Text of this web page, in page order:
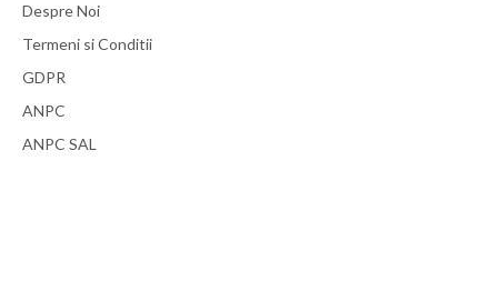
Despre Noi
Termeni si Conditii
GDPR
ANPC
ANPC SAL